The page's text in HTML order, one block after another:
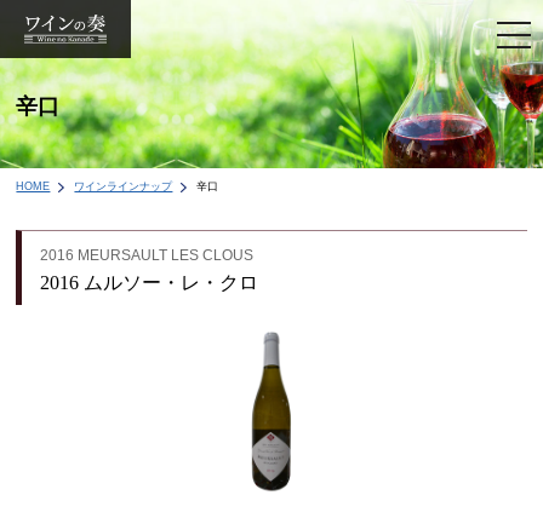
辛口
HOME ワインラインナップ 辛口
2016 MEURSAULT LES CLOUS
2016 ムルソー・レ・クロ